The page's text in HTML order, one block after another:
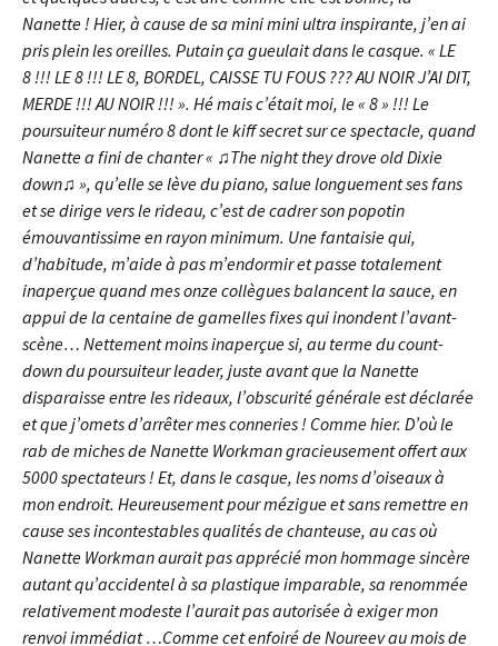
Nanette ! Hier, à cause de sa mini mini ultra inspirante, j’en ai
pris plein les oreilles. Putain ça gueulait dans le casque. « LE
8 !!! LE 8 !!! LE 8, BORDEL, CAISSE TU FOUS ??? AU NOIR J’AI DIT,
MERDE !!! AU NOIR !!! ». Hé mais c’était moi, le « 8 » !!! Le
poursuiteur numéro 8 dont le kiff secret sur ce spectacle, quand
Nanette a fini de chanter « ♫The night they drove old Dixie
down♫ », qu’elle se lève du piano, salue longuement ses fans
et se dirige vers le rideau, c’est de cadrer son popotin
émouvantissime en rayon minimum. Une fantaisie qui,
d’habitude, m’aide à pas m’endormir et passe totalement
inaperçue quand mes onze collègues balancent la sauce, en
appui de la centaine de gamelles fixes qui inondent l’avant-
scène… Nettement moins inaperçue si, au terme du count-
down du poursuiteur leader, juste avant que la Nanette
disparaisse entre les rideaux, l’obscurité générale est déclarée
et que j’omets d’arrêter mes conneries ! Comme hier. D’où le
rab de miches de Nanette Workman gracieusement offert aux
5000 spectateurs ! Et, dans le casque, les noms d’oiseaux à
mon endroit. Heureusement pour mézigue et sans remettre en
cause ses incontestables qualités de chanteuse, au cas où
Nanette Workman aurait pas apprécié mon hommage sincère
autant qu’accidentel à sa plastique imparable, sa renommée
relativement modeste l’aurait pas autorisée à exiger mon
renvoi immédiat …Comme cet enfoiré de Noureev au mois de